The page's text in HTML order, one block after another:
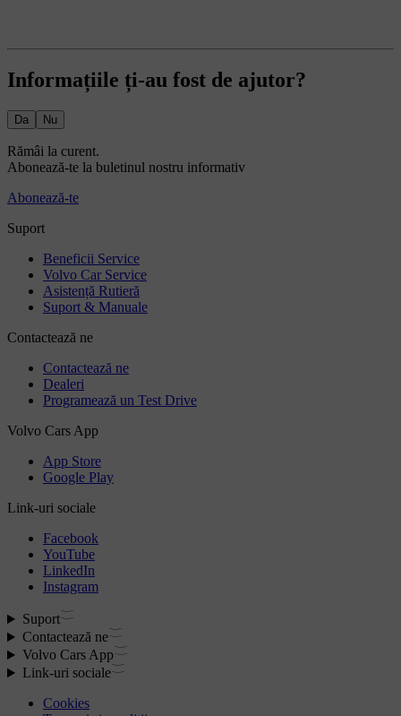
Informațiile ți-au fost de ajutor?
Da Nu